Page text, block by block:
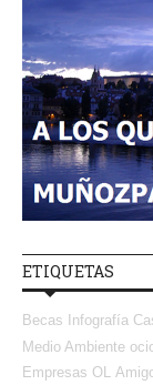
ETIQUETAS
Becas Infografía
Medio Ambiente
Empresas OL